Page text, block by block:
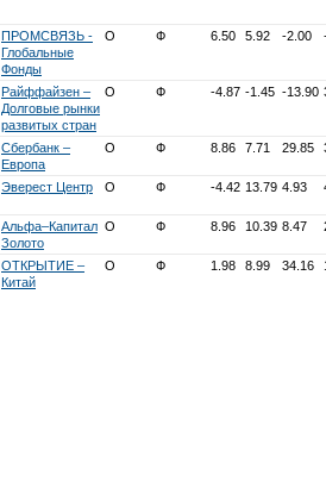
ПРОМСВЯЗЬ -
Глобальные
Фонды
О Ф 6.50 5.92 -2.00
Райффайзен –
Долговые рынки
развитых стран
О Ф -4.87 -1.45 -13.90
Сбербанк –
Европа
О Ф 8.86 7.71 29.85
Эверест Центр О Ф -4.42 13.79 4.93
Альфа–Капитал
Золото
О Ф 8.96 10.39 8.47
ОТКРЫТИЕ –
Китай
О Ф 1.98 8.99 34.16